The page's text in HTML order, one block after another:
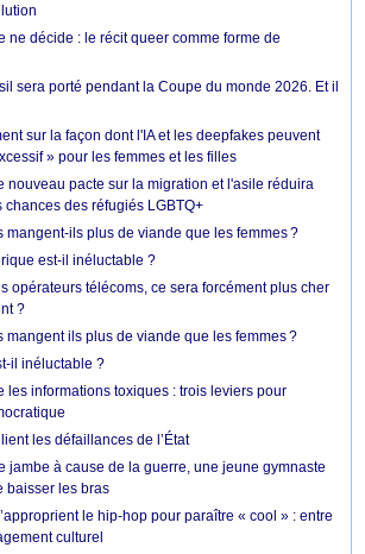
ne décide : le récit queer comme forme de
sera porté pendant la Coupe du monde 2026. Et il
sur la façon dont l'IA et les deepfakes peuvent
» pour les femmes et les filles
nouveau pacte sur la migration et l'asile réduira
des réfugiés LGBTQ+
mangent-ils plus de viande que les femmes ?
est-il inéluctable ?
opérateurs télécoms, ce sera forcément plus cher
?
mangent ils plus de viande que les femmes ?
il inéluctable ?
les informations toxiques : trois leviers pour
les défaillances de l’État
jambe à cause de la guerre, une jeune gymnaste
baisser les bras
le hip-hop pour paraître « cool » : entre
culturel